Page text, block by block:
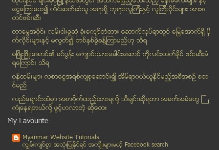
ျမန္မာႏိုင္ငံတြင္ Western Union မွ ေငြလႊဲေအးဂ်င့္ေ...
PepsiCo ေစ်းကြက္ျမႇင့္တင္ရန္ စက္႐ုံမ်ား တုိးခ်ဲ႕မည္
ဂ်ပန္ႏိုင္ငံ၊ တိုက်ိဳဖက္ရွင္ရွိဳးပြဲမွာ ေမာ္ဒယ္ေတြ...
ဆိုရွယ္နက္ခ္၀က္ေပၚမွာ စိတ္ပ်က္စရာအေကာင္းဆံုးလို႔ သ...
တန္ဖိုး အလယ္ အလတ္ပိုင္းေတြ ပိုသြက္လက္ႏိုင္တဲ့ အိမ္...
လူသားစား ညီအစ္ကိုက ေထာင္က ေကၽြးသည့္ အစားအစာမ်ားကို...
ပုလဲ - ဂန္႔ေဂါလမ္း ကားေမွာက္ တစ္ဦးေသ ၊ (၂၃) ဦးဒဏ...
သြားၾကမလားကြဲ႕ ခုနစ္မုိင္စခန္းဆီ
ျမန္မာ့ သစ္အလံုးလိုက္တင္ပုိ႔မႈ ၃ လ ခန္႔ ခြင့္ျပဳေပ...
ပူေဇာ္ျခင္းသည္ လာဘ္တစ္ပါး
ေငြေၾကးေပး၍ လိင္ဆက္ဆံသူ အရာရွိ-ဘုရားလူၾကီးနွင့္ လူၾကီးပိုင္းမ်ား အားစ
တင္ဖမ္းဆီး
တာေမြအ၀ိုင္း လမ္းငါးခြဆံု ခံုးေက်ာ္တံတား ေဆာက္လုပ္ရာတြင္ ေျမေအာက္ရွိ ပို
က္လိုင္းမ်ားႏွင့္ မလြတ္၍ တစ္ႏွစ္ခြဲခန္႔ၾကာမည္ဟု သိရ
မၿဖိဳးၿဖိဳးေအာင္၏ ခင္ပြန္း ေက်ာင္းသားေခါင္းေဆာင္ ကိုလင္းထက္ႏိုင္ ဖမ္းဆီးခံ
ရေၾကာင္း သိရ
၀န္ထမ္းမ်ား လစာေငြအရစ္က်စုေဆာင္း၍ အိမ္ရာ၀ယ္ယူႏုိင္မည့္အစီအစဥ္ စတ
င္မည္
လည္ေခ်ာင္းထဲမွာ အစာပိုက္ထည့္ထားရလုိ႔ သီခ်င္းဆုိရတာ အခက္အခဲေတြ ႀ
ကံဳေနရတယ္လို႔ ဖြင့္ဟလာတဲ့ ဆုိေတး
My Favourite
Myanmar Website Tutorials
ကၽြမ္းက်င္စြာ အသုံးျပဳႏုိင္ရင္ အက်ိဳးမ်ားမယ့္ Facebook search